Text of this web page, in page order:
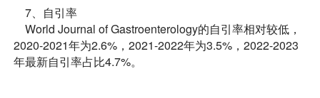
7、自引率
World Journal of Gastroenterology的自引率相对较低，
2020-2021年为2.6%，2021-2022年为3.5%，2022-2023
年最新自引率占比4.7%。